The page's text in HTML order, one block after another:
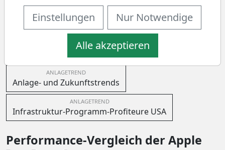
Börse angepasst und enthalten die spannendsten
Aktien die diese Entwicklungen treiben.
BRANCHE ANLAGETREND
Solarenergie
ANLAGETREND
Anlage- und Zukunftstrends
ANLAGETREND
Infrastruktur-Programm-Profiteure USA
Performance-Vergleich der Apple
Einstellungen Nur Notwendige
Alle akzeptieren